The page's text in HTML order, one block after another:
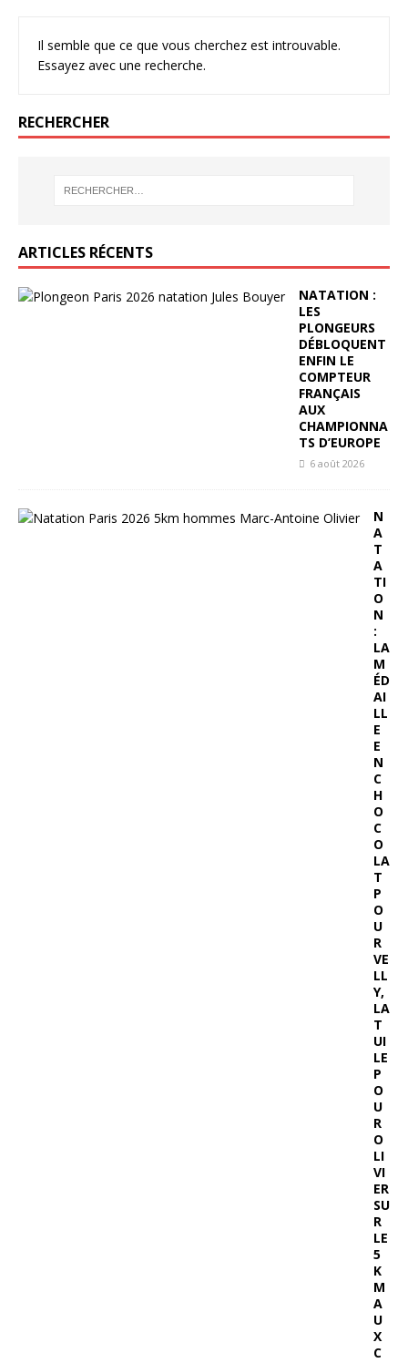
Il semble que ce que vous cherchez est introuvable.
Essayez avec une recherche.
RECHERCHER
ARTICLES RÉCENTS
NATATION :
LES
PLONGEURS
DÉBLOQUENT
ENFIN LE
COMPTEUR
FRANÇAIS
AUX
CHAMPIONNA
TS D’EUROPE
6 août 2026
N
A
T
A
TI
O
N
:
LA
M
ÉD
AI
LL
E
E
N
C
H
O
C
O
LA
T
P
O
U
R
VE
LL
Y,
LA
T
UI
LE
P
O
U
R
O
LI
VI
ER
SU
R
LE
5
K
M
A
U
X
C